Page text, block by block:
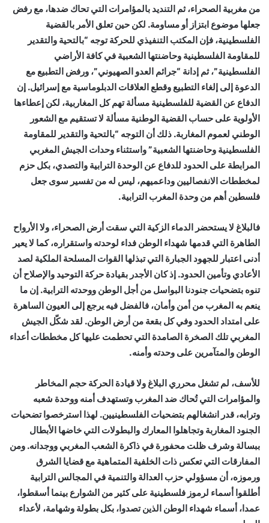
من مغربية الصحراء، ثم التنديد بالمؤامرات التي تحاك ضدها، مع رفض
جعلها موضوع ابتزاز أو مساومة. لكن حين تعلق الأمر بالقضية
الفلسطينية، فإن المكتب التنفيذي للحركة توجه “بالتحية والتقدير
للمقاومة الفلسطينية وحاضنتها الشعبية في كافة الأراضي
الفلسطينية”، ثم إدانة “جرائم العدو الصهيوني”، ورفض التطبيع مع
الدعوة إلى إلغاء التطبيع وقطع العلاقات الدبلوماسية مع إسرائيل. إن
الدفاع عن القضية للفلسطينية مسألة تهم كل المغاربية، لكن إعطاءها
الأولوية على حساب القضية الوطنية مسألة لا تستقيم مع الشعور
الوطني لعموم المغاربة. ذلك أن التوجه “بالتحية والتقدير للمقاومة
الفلسطينية وحاضنتها الشعبية” واستثناء وحدات الجيش المغربي
المرابطة على الحدود للدفاع عن الوحدة الترابية والتصدي، بكل حزم
لمخططات الانفصاليين وداعميهم، ليس له من تفسير سوى جعل
فلسطين أهم من وحدة المغرب الترابية.
فالبلاغ لا يستحضر الدماء الزكية التي سقت أرض الصحراء، ولا الأرواح
الطاهرة التي قدمها شهداء الوطن فداء لوحدته واستقراره، كما لا يعير
أدنى اعتبار للجهود الجبارة التي تبذلها القوات المسلحة الملكية لصد
الأعادي وتأمين الحدود. إذ كان الأجدر بقيادة حركة التوحيد والإصلاح أن
تنوه بتضحيات جنودنا البواسل من أجل الوطن ووحدته الترابية. إن ما
ينعم به المغرب من أمن وأمان، فالفضل فيه يرجع إلى العيون الساهرة
على امتداد الحدود وفي كل بقعة من أرض الوطن. لقد شكّل الجيش
المغربي تلك الصخرة الصامدة التي تحطمت عليها كل مخططات أعداء
الوطن والمتآمرين على وحدته وأمنه.
للأسف، لم تشغل محرري البلاغ ولا قيادة الحركة حجم المخاطر
والمؤامرات التي تُحاك ضد المغرب وتستهدف أمنه ووحدة شعبه
وترابه، قدر انشغالهم بتضحيات الفلسطينيين. لهذا استرخصوا تضحيات
الجنود المغاربة وتجاهلوا المعارك والبطولات التي خاضها الأبطال
ببسالة وشرف ظلت محفورة في ذاكرة الشعب المغربي ووجدانه. ومن
المفارقات التي تعكس ذات الخلفية المتماهية مع قضايا الشرق
ورموزه، أن مسؤولي حزب العدالة والتنمية في المجالس الترابية
أطلقوا أسماء لرموز فلسطينية على كثير من الشوارع بينما أسقطوا،
عمدا، أسماء شهداء الوطن الذين تصدوا، بكل بطولة وشهامة، لأعداء